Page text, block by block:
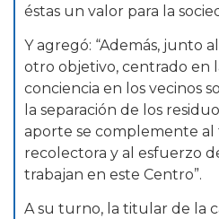
éstas un valor para la
Y agregó: “Además, junto
otro objetivo, centrado en
conciencia en los vecinos
la separación de los
aporte se complemente al
recolectora y al esfuerzo
trabajan en este Centro”.
A su turno, la titular de la